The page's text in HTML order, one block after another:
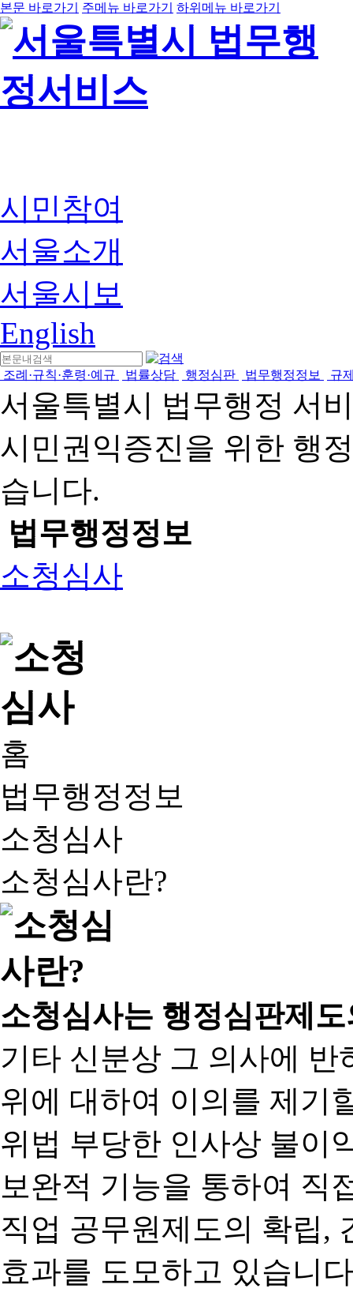
본문 바로가기 주메뉴 바로가기 하위메뉴 바로가기
시민참여
서울소개
서울시보
English
조례·규칙·훈령·예규 법률상담 행정심판 법무행정정보 규
서울특별시 법무행정 서
시민권익증진을 위한 행
습니다.
법무행정정보
소청심사
홈
법무행정정보
소청심사
소청심사란?
소청심사는 행정심판제
기타 신분상 그 의사에
위에 대하여 이의를 제기
위법 부당한 인사상 불이
보완적 기능을 통하여 직
직업 공무원제도의 확립,
효과를 도모하고 있습니